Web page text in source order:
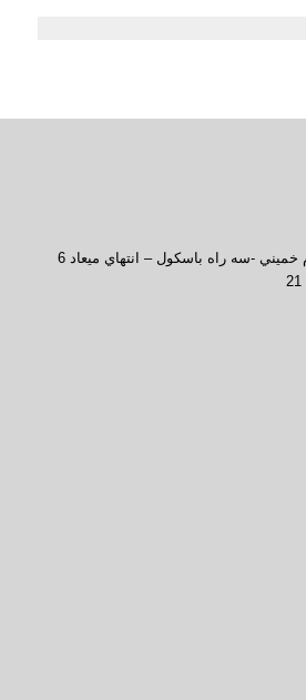
کرج- کمالشهر-خيابان امام خميني -سه راه باسکول – انتهاي ميعاد 6